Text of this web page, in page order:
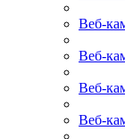
Веб-
Веб-
Веб-
Веб-